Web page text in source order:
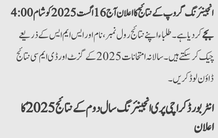
انجینئرنگ گروپ کے نتائج کا اعلان آج 16 اگست 2025 کو شام 4:00
بجےکر دیا ہے۔ طلباء اپنے نتائج رول نمبر، نام اور ایس ایم ایس کے ذریعے
چیک کر سکتے ہیں۔ سالانہ امتحانات 2025 کے گزٹ اور ڈی ایم سی نتائج
ڈاؤن لوڈ کریں۔
انٹربورڈ کراچی پری انجینئرنگ سال دوم کے نتائج 2025 کا
اعلان